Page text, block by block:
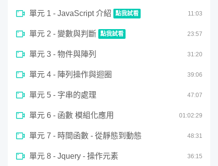
的人能夠快速上手！並在後期引入sass / pug教學，帶你了
單元 1 - JavaScript 介紹 點我試看 11:03
JavaScript 介紹
seconds
seconds
單元 2 - 變數與判斷 點我試看 23:57
變數與判斷
seconds
minutes,
seconds
單元 3 - 物件與陣列 31:20
單元 4 - 陣列操作與迴圈 39:06
單元 5 - 字串的處理 47:07
單元 6 - 函數 模組化應用 01:02:29
單元 7 - 時間函數 - 從靜態到動態 48:31
單元 8 - Jquery - 操作元素 36:15